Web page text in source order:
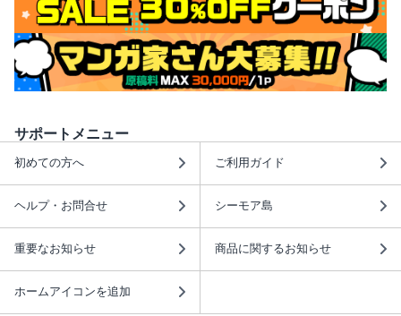
サポートメニュー
初めての方へ ご利用ガイド
ヘルプ・お問合せ シーモア島
重要なお知らせ 商品に関するお知らせ
ホームアイコンを追加